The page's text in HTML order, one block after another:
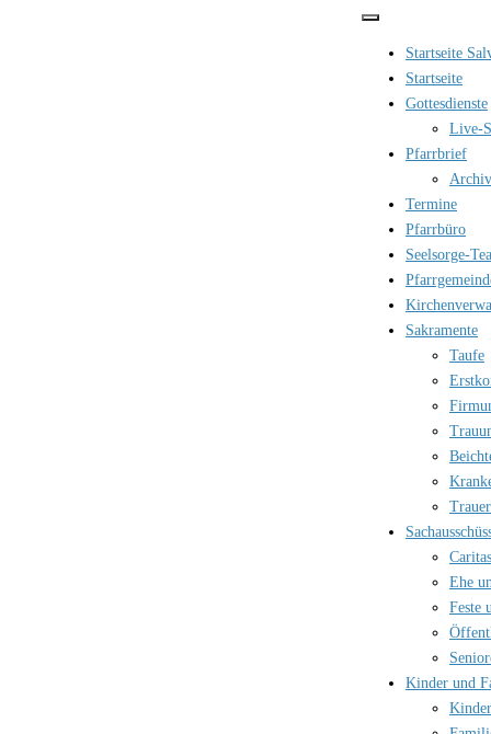
Startseite
Startseite
Gottesdienste
Live-
Pfarrbrief
Termine
Pfarrbüro
Seelsorge-
Sakramente
Taufe
Caritas
Ehe
Feste
Kinder und